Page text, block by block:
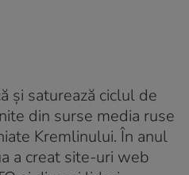
și saturează ciclul de
din surse media ruse
Kremlinului. În anul
a creat site-uri web